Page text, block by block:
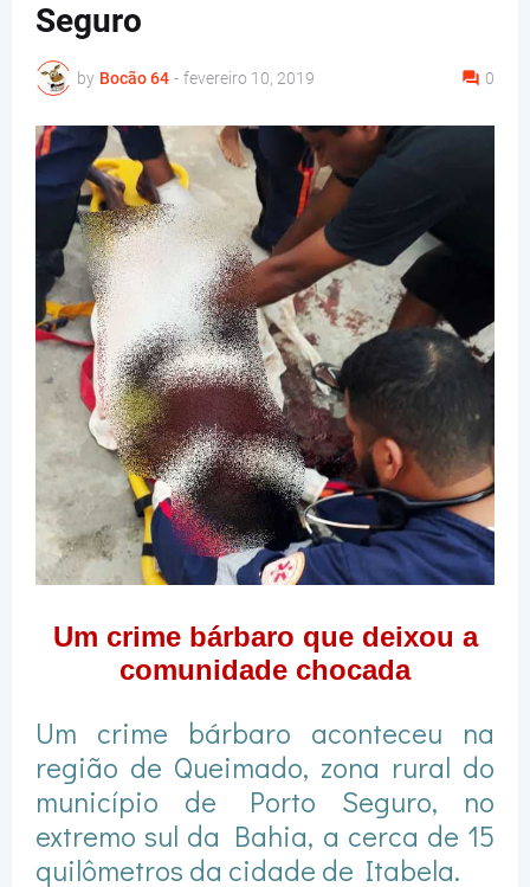
Seguro
by Bocão 64 - fevereiro 10, 2019 0
Um crime bárbaro que deixou a
comunidade chocada
Um crime bárbaro aconteceu na
região de Queimado, zona rural do
município de Porto Seguro, no
extremo sul da Bahia, a cerca de 15
quilômetros da cidade de Itabela.